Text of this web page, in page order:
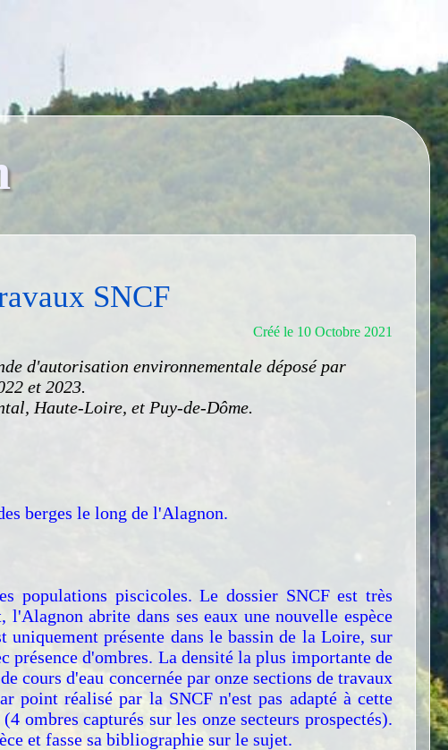
SNCF
Créé le 10 Octobre 2021
d'autorisation environnementale déposé par
et 2023.
Haute-Loire, et Puy-de-Dôme.
berges le long de l'Alagnon.
populations piscicoles. Le dossier SNCF est très
abrite dans ses eaux une nouvelle espèce
présente dans le bassin de la Loire, sur
d'ombres. La densité la plus importante de
cours d'eau concernée par onze sections de travaux
point réalisé par la SNCF n'est pas adapté à cette
ombres capturés sur les onze secteurs prospectés).
et fasse sa bibliographie sur le sujet.